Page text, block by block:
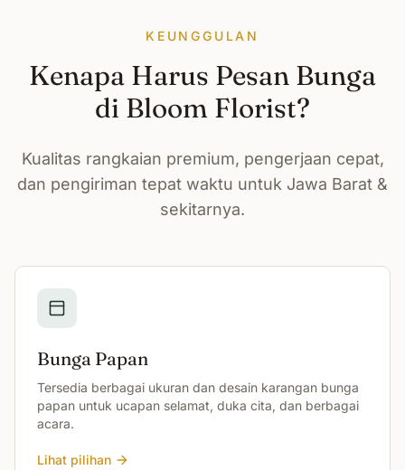
KEUNGGULAN
Kenapa Harus Pesan Bunga
di Bloom Florist?
Kualitas rangkaian premium, pengerjaan cepat,
dan pengiriman tepat waktu untuk Jawa Barat &
sekitarnya.
Bunga Papan
Tersedia berbagai ukuran dan desain karangan bunga
papan untuk ucapan selamat, duka cita, dan berbagai
acara.
Lihat pilihan